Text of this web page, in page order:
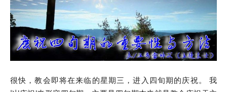
很快，教会即将在来临的星期三，进入四旬期的庆祝。 我